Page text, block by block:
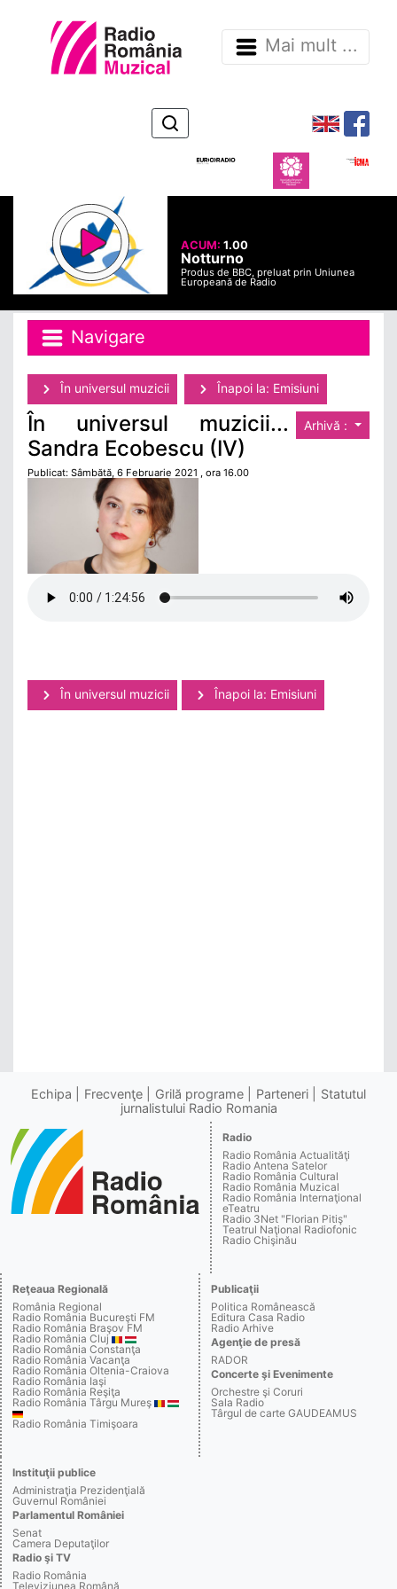
Mai mult ...
ACUM:1.00
Notturno
Produs de BBC, preluat prin Uniunea
Europeană de Radio
Navigare
În universul muzicii Înapoi la: Emisiuni
Arhivă :
În universul muzicii...
Sandra Ecobescu (IV)
Publicat: Sâmbătă, 6 Februarie 2021 , ora 16.00
În universul muzicii Înapoi la: Emisiuni
Echipa Frecvenţe Grilă programe Parteneri
Statutul
jurnalistului Radio Romania
Radio
Radio România Actualităţi
Radio Antena Satelor
Radio România Cultural
Radio România Muzical
Radio România Internaţional
eTeatru
Radio 3Net "Florian Pitiş"
Teatrul Naţional Radiofonic
Radio Chişinău
Reţeaua Regională
România Regional
Radio România Bucureşti FM
Radio România Braşov FM
Radio România Cluj
Radio România Constanţa
Radio România Vacanţa
Radio România Oltenia-Craiova
Radio România Iaşi
Radio România Reşiţa
Radio România Târgu Mureş
Radio România Timişoara
Publicaţii
Politica Românească
Editura Casa Radio
Radio Arhive
Agenţie de presă
RADOR
Concerte şi Evenimente
Orchestre şi Coruri
Sala Radio
Târgul de carte GAUDEAMUS
Instituţii publice
Administraţia Prezidenţială
Guvernul României
Parlamentul României
Senat
Camera Deputaţilor
Radio şi TV
Radio România
Televiziunea Română